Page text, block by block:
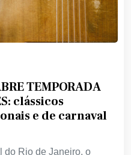
TEMPORADA
clássicos
e de carnaval
do Rio de Janeiro, o